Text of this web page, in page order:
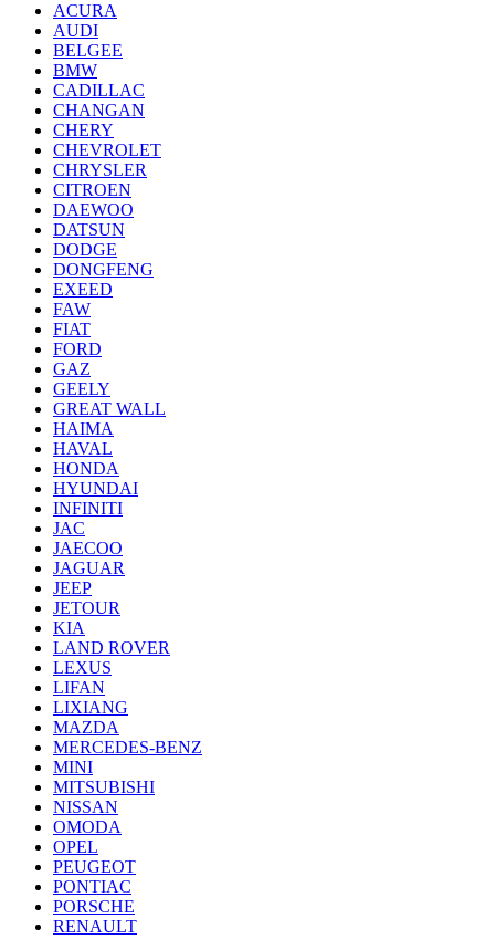
ACURA
AUDI
BELGEE
BMW
CADILLAC
CHANGAN
CHERY
CHEVROLET
CHRYSLER
CITROEN
DAEWOO
DATSUN
DODGE
DONGFENG
EXEED
FAW
FIAT
FORD
GAZ
GEELY
GREAT WALL
HAIMA
HAVAL
HONDA
HYUNDAI
INFINITI
JAC
JAECOO
JAGUAR
JEEP
JETOUR
KIA
LAND ROVER
LEXUS
LIFAN
LIXIANG
MAZDA
MERCEDES-BENZ
MINI
MITSUBISHI
NISSAN
OMODA
OPEL
PEUGEOT
PONTIAC
PORSCHE
RENAULT